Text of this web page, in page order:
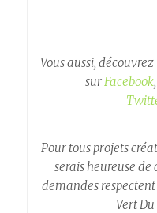
Vous aussi,
surFacebook
Pour tous projets
serais heureuse de
demandes respectent
Vert Du